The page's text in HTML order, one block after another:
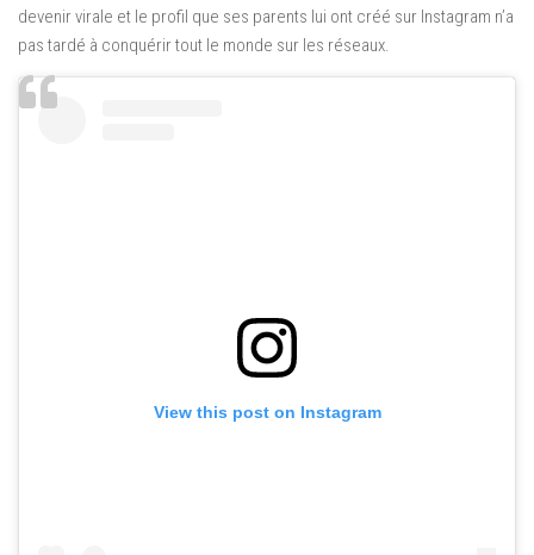
devenir virale et le profil que ses parents lui ont créé sur Instagram n’a
pas tardé à conquérir tout le monde sur les réseaux.
View this post on Instagram